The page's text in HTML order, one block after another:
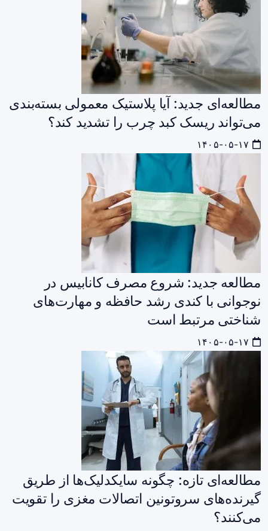
مطالعه‌ای جدید: آیا پلاستیک معمولی بسته‌بندی
می‌تواند ریسک کبد چرب را تشدید کند؟
مطالعه جدید: شروع مصرف کانابیس در
نوجوانی با کندی رشد حافظه و مهارت‌های
شناختی مرتبط است
مطالعه‌ای تازه: چگونه سایکدلیک‌ها از طریق
گیرنده‌های سروتونین اتصالات مغزی را تقویت
می‌کنند؟